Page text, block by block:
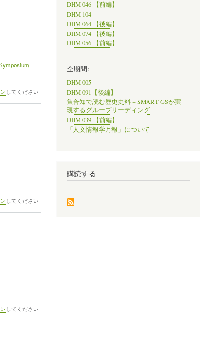
してください
してください
してください
DHM 046 【前編】
DHM 104
DHM 064 【後編】
DHM 074 【後編】
DHM 056 【前編】
全期間:
DHM 005
DHM 091【後編】
集合知で読む歴史史料－SMART-GSが実
現するグループリーディング
DHM 039 【前編】
「人文情報学月報」について
購読する